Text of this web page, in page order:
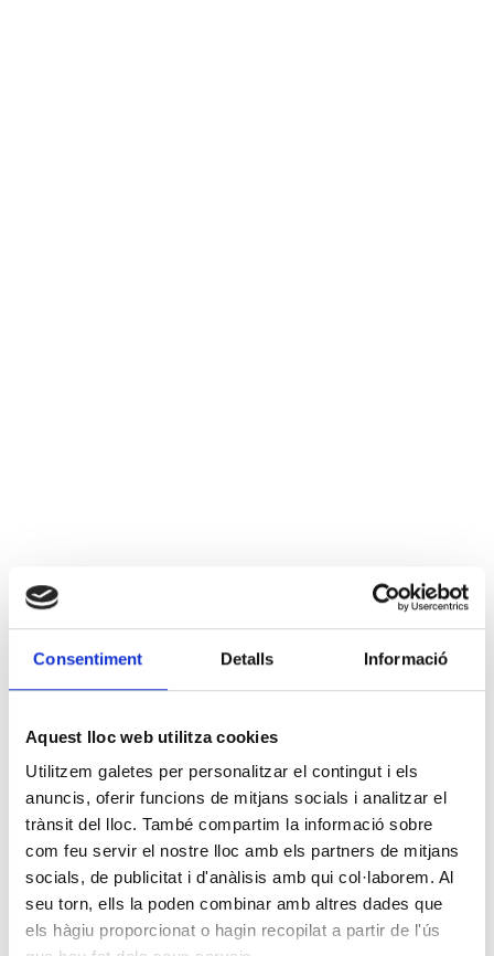
Consentiment Detalls Informació
Aquest lloc web utilitza cookies
Utilitzem galetes per personalitzar el contingut i els
anuncis, oferir funcions de mitjans socials i analitzar el
trànsit del lloc. També compartim la informació sobre
com feu servir el nostre lloc amb els partners de mitjans
socials, de publicitat i d'anàlisis amb qui col·laborem. Al
seu torn, ells la poden combinar amb altres dades que
els hàgiu proporcionat o hagin recopilat a partir de l'ús